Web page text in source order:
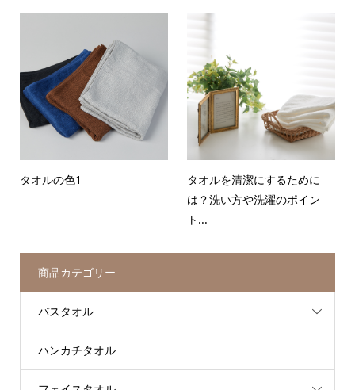
タオルの色1
タオルを清潔にするために
は？洗い方や洗濯のポイン
ト...
商品カテゴリー
バスタオル
ハンカチタオル